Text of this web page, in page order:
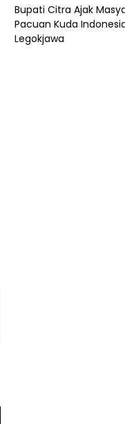
Bupati Citra Ajak
Pacuan Kuda
Legokjawa